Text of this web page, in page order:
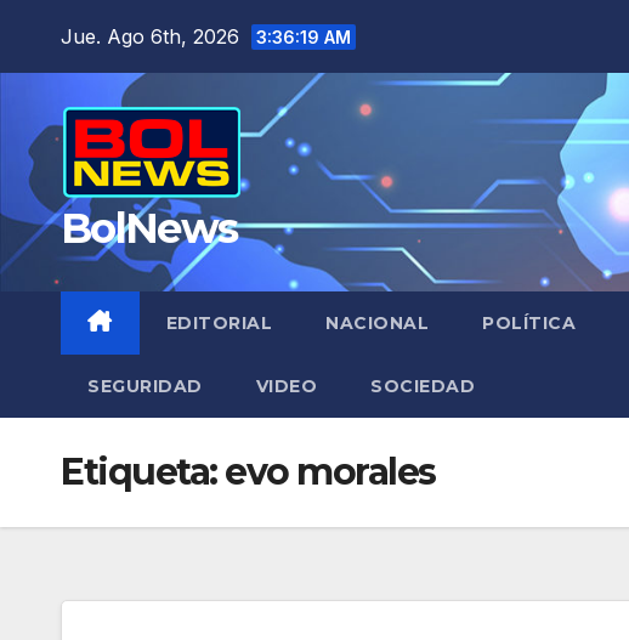
Jue. Ago 6th, 2026 3:36:20 AM
BolNews
EDITORIAL NACIONAL POLÍTICA
SEGURIDAD VIDEO SOCIEDAD
Etiqueta:evo morales